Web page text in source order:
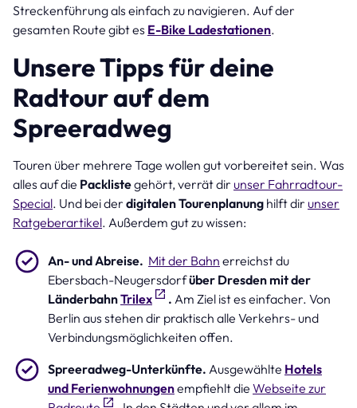
Streckenführung als einfach zu navigieren. Auf der
gesamten Route gibt es E-Bike Ladestationen.
Unsere Tipps für deine
Radtour auf dem
Spreeradweg
Touren über mehrere Tage wollen gut vorbereitet sein. Was
alles auf die Packlistegehört, verrät dir unser Fahrradtour-
Special. Und bei der digitalen Tourenplanung hilft dir unser
Ratgeberartikel. Außerdem gut zu wissen:
An- und Abreise. Mit der Bahn erreichst du
Ebersbach-Neugersdorfüber Dresden mit der
LänderbahnTrilex . Am Ziel ist es einfacher. Von
Berlin aus stehen dir praktisch alle Verkehrs- und
Verbindungsmöglichkeiten offen.
Spreeradweg-Unterkünfte. Ausgewählte Hotels
und Ferienwohnungenempfiehlt die Webseite zur